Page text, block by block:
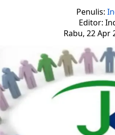
Penulis:
Editor:
Rabu, 22 Apr